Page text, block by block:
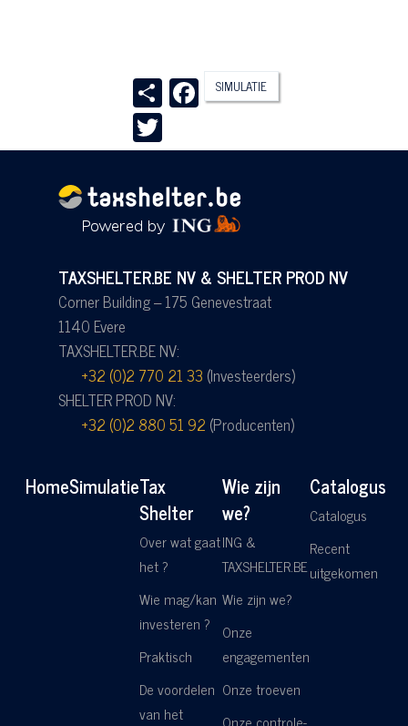
ShareFacebook
Twitter
SIMULATIE
TAXSHELTER.BE NV & SHELTER PROD NV
Corner Building – 175 Genevestraat
1140 Evere
TAXSHELTER.BE NV:
+32 (0)2 770 21 33 (Investeerders)
SHELTER PROD NV:
+32 (0)2 880 51 92 (Producenten)
HomeSimulatieTax
Shelter
Over wat gaat
het ?
Wie mag/kan
investeren ?
Praktisch
De voordelen
van het
Wie zijn
we?
ING &
TAXSHELTER.BE
Wie zijn we?
Onze
engagementen
Onze troeven
Catalogus
Catalogus
Recent
uitgekomen